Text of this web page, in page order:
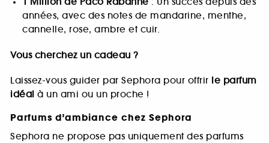
années, avec des notes de mandarine, menthe,
cannelle, rose, ambre et cuir.
Vous cherchez un cadeau ?
Laissez-vous guider par Sephora pour offrir le parfum
idéal à un ami ou un proche !
Parfums d’ambiance chez Sephora
Sephora ne propose pas uniquement des parfums